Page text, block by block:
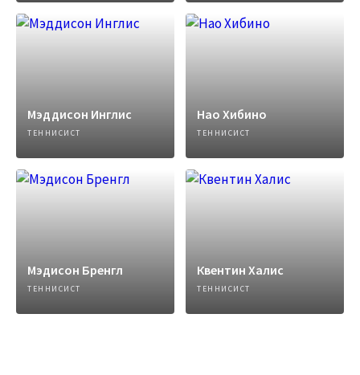
Мэддисон Инглис
ТЕННИСИСТ
Нао Хибино
ТЕННИСИСТ
Мэдисон Бренгл
ТЕННИСИСТ
Квентин Халис
ТЕННИСИСТ